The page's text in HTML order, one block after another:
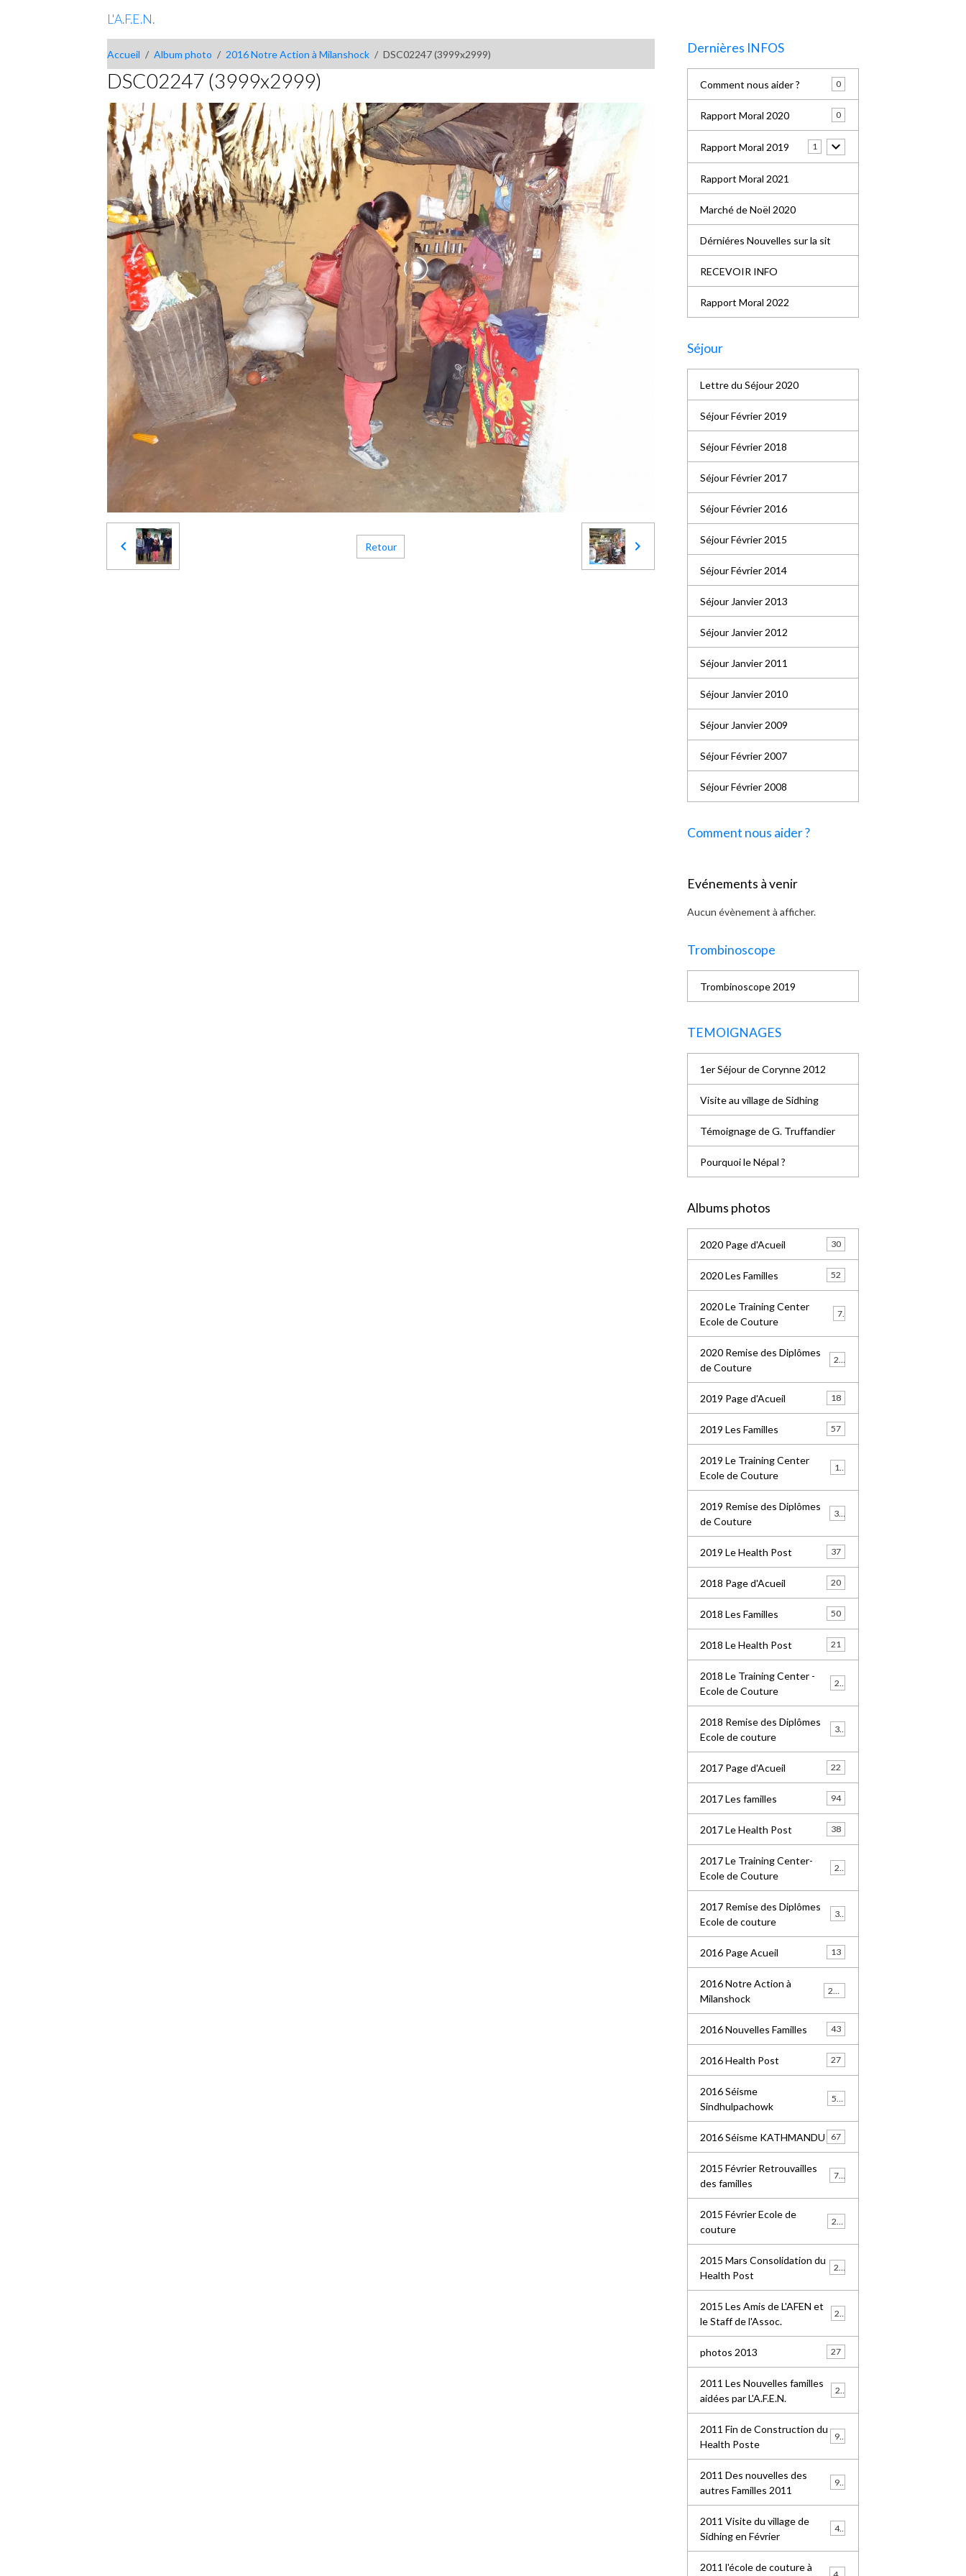
L'A.F.E.N.
Accueil Album photo 2016 Notre Action à Milanshock DSC02247 (3999x2999)
DSC02247 (3999x2999)
Retour
Dernières INFOS
Comment nous aider ? 0
Rapport Moral 2020 0
Rapport Moral 2019 1
Rapport Moral 2021
Marché de Noël 2020
Dérniéres Nouvelles sur la sit
RECEVOIR INFO
Rapport Moral 2022
Séjour
Lettre du Séjour 2020
Séjour Février 2019
Séjour Février 2018
Séjour Février 2017
Séjour Février 2016
Séjour Février 2015
Séjour Février 2014
Séjour Janvier 2013
Séjour Janvier 2012
Séjour Janvier 2011
Séjour Janvier 2010
Séjour Janvier 2009
Séjour Février 2007
Séjour Février 2008
Comment nous aider ?
Evénements à venir
Aucun évènement à afficher.
Trombinoscope
Trombinoscope 2019
TEMOIGNAGES
1er Séjour de Corynne 2012
Visite au village de Sidhing
Témoignage de G. Truffandier
Pourquoi le Népal ?
Albums photos
2020 Page d'Acueil 30
2020 Les Familles 52
2020 Le Training Center
Ecole de Couture
2020 Remise des Diplômes
de Couture
2019 Page d'Acueil 18
2019 Les Familles 57
2019 Le Training Center
Ecole de Couture
2019 Remise des Diplômes
de Couture
36
2019 Le Health Post 37
2018 Page d'Acueil 20
2018 Les Familles 50
2018 Le Health Post 21
2018 Le Training Center -
Ecole de Couture
2018 Remise des Diplômes
Ecole de couture
2017 Page d'Acueil 22
2017 Les familles 94
2017 Le Health Post 38
2017 Le Training Center-
Ecole de Couture
2017 Remise des Diplômes
Ecole de couture
2016 Page Acueil 13
2016 Notre Action à
Milanshock
2016 Nouvelles Familles 43
2016 Health Post 27
2016 Séisme
Sindhulpachowk
2016 Séisme KATHMANDU 67
2015 Février Retrouvailles
des familles
77
2015 Février Ecole de
couture
2015 Mars Consolidation du
Health Post
2015 Les Amis de L'AFEN et
le Staff de l'Assoc.
photos 2013 27
2011 Les Nouvelles familles
aidées par L'A.F.E.N.
2011 Fin de Construction du
Health Poste
99
2011 Des nouvelles des
autres Familles 2011
2011 Visite du village de
Sidhing en Février
41
2011 l'école de couture à
49